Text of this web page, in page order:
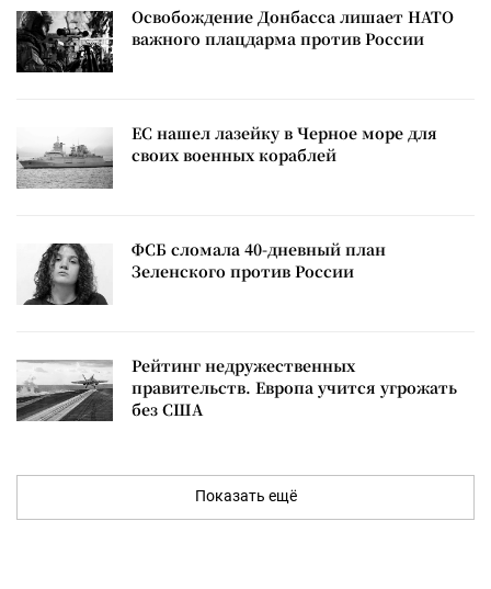
Освобождение Донбасса лишает НАТО
важного плацдарма против России
ЕС нашел лазейку в Черное море для
своих военных кораблей
ФСБ сломала 40-дневный план
Зеленского против России
Рейтинг недружественных
правительств. Европа учится угрожать
без США
Показать ещё